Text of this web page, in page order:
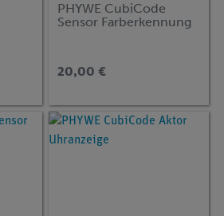
PHYWE CubiCode
Sensor Farberkennung
20,00 €